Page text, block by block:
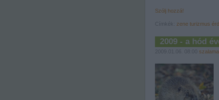
Szólj hozzá!
Címkék: zene turizmus
2009 - a hód
2009.01.06. 08:00